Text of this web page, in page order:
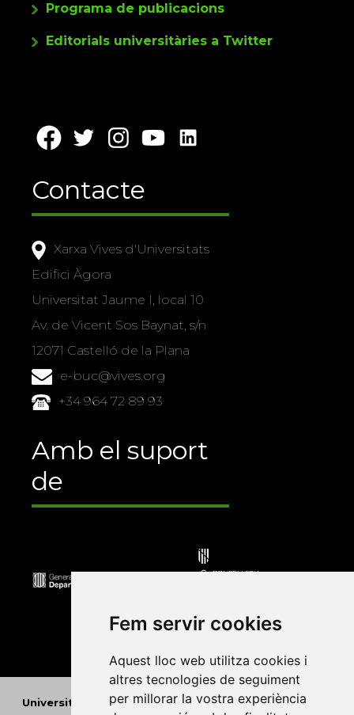
Fem servir cookies
Aquest lloc web utilitza cookies i
altres tecnologies de seguiment
per millorar la vostra experiència
Programa de publicacions
Editorials universitàries a Twitter
Contacte
Xarxa Vives d'Universitats
Edifici Àgora
Universitat Jaume I, local 10
Av. de Vicent Sos Baynat, s/n
12071 Castelló de la Plana
e-buc@vives.org
+34 964 72 89 93
Amb el suport
de
Universitat Abat Oliba CEU • Universitat d'Alacant